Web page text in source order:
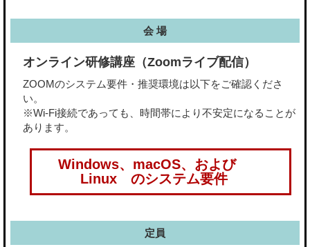
会 場
オンライン研修講座（Zoomライブ配信）
ZOOMのシステム要件・推奨環境は以下をご確認くださ
い。
※Wi-Fi接続であっても、時間帯により不安定になることが
あります。
Windows、macOS、および
Linux のシステム要件
定員